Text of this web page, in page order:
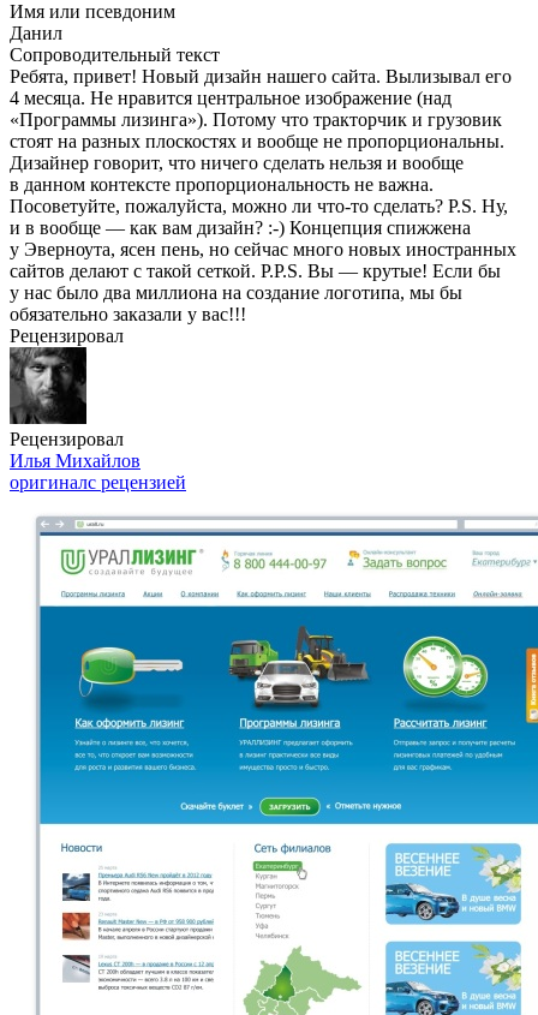
Имя или псевдоним
Данил
Сопроводительный текст
Ребята, привет! Новый дизайн нашего сайта. Вылизывал его
4 месяца. Не нравится центральное изображение (над
«Программы лизинга»). Потому что тракторчик и грузовик
стоят на разных плоскостях и вообще не пропорциональны.
Дизайнер говорит, что ничего сделать нельзя и вообще
в данном контексте пропорциональность не важна.
Посоветуйте, пожалуйста, можно ли что-то сделать? P.S. Ну,
и в вообще — как вам дизайн? :-) Концепция спижжена
у Эверноута, ясен пень, но сейчас много новых иностранных
сайтов делают с такой сеткой. P.P.S. Вы — крутые! Если бы
у нас было два миллиона на создание логотипа, мы бы
обязательно заказали у вас!!!
Рецензировал
Рецензировал
Илья Михайлов
оригиналс рецензией